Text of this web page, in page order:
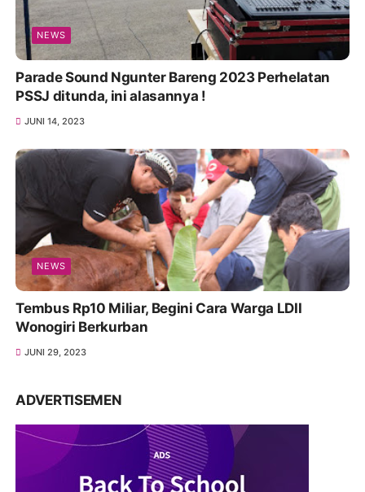
NEWS
Parade Sound Ngunter Bareng 2023 Perhelatan
PSSJ ditunda, ini alasannya !
JUNI 14, 2023
NEWS
Tembus Rp10 Miliar, Begini Cara Warga LDII
Wonogiri Berkurban
JUNI 29, 2023
ADVERTISEMEN